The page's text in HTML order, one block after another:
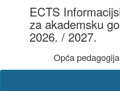
ECTS
za akademsku
2026. / 2027.
Opća pedagogija